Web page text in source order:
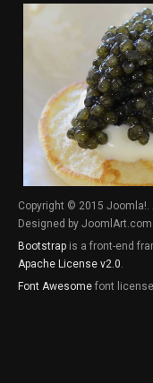
Copyright © 2015 Joomla!.
Designed by JoomlArt.com.
Bootstrap is a front-end
Apache License v2.0.
Font Awesome font